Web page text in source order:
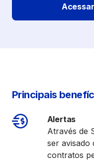
Principais
Alertas
Através de
ser avisado
contratos